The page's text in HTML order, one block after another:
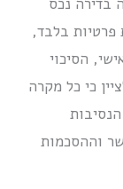
בלבד,
הסיכוי
כי כל מקרה
וההסכמות